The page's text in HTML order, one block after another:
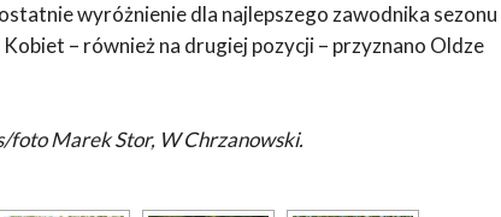
wyróżnienie dla najlepszego zawodnika sezonu
– również na drugiej pozycji – przyznano Oldze
foto Marek Stor, W Chrzanowski.